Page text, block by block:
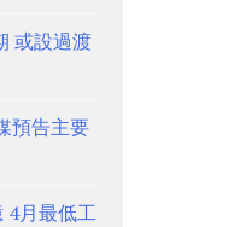
或設過渡
預告主要
4月最低工